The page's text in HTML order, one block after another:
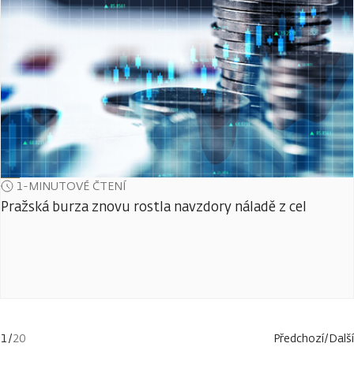
1-MINUTOVÉ ČTENÍ
Pražská burza znovu rostla navzdory náladě z cel
1/20 Předchozí/Další